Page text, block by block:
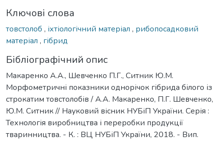
Ключові слова
товстолоб , іхтіологічний матеріал , рибопосадковий
матеріал , гібрид
Бібліографічний опис
Макаренко А.А., Шевченко П.Г., Ситник Ю.М.
Морфометричні показники однорічок гібрида білого із
строкатим товстолобів / А.А. Макаренко, П.Г. Шевченко,
Ю.М. Ситник // Науковий вісник НУБіП України. Серія :
Технологія виробництва і переробки продукції
тваринництва. - К. : ВЦ НУБіП України, 2018. - Вип.